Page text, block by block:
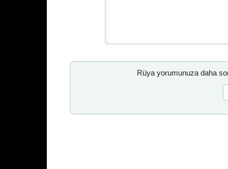
Rüya yorumunuza daha